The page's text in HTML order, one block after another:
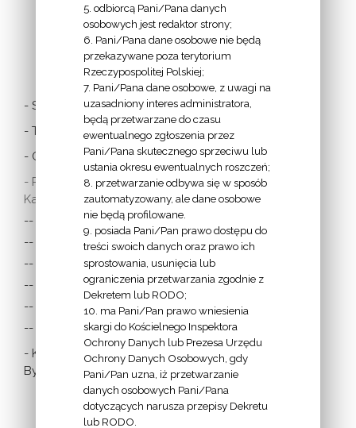
LINKI
- Stolica Apostolska
- Twitter Papieża
- Czytania z dnia
- Polska Misja
Katolicka:
-- w Austrii
-- w Anglii i Walii
-- w Irlandii
-- we Francji
-- w Niemczech
-- w Szkocji
- Katolicka
Bydgoszcz
5. odbiorcą Pani/Pana danych
osobowych jest redaktor strony;
6. Pani/Pana dane osobowe nie będą
przekazywane poza terytorium
Rzeczypospolitej Polskiej;
7. Pani/Pana dane osobowe, z uwagi na
uzasadniony interes administratora,
będą przetwarzane do czasu
ewentualnego zgłoszenia przez
Pani/Pana skutecznego sprzeciwu lub
ustania okresu ewentualnych roszczeń;
8. przetwarzanie odbywa się w sposób
zautomatyzowany, ale dane osobowe
nie będą profilowane.
9. posiada Pani/Pan prawo dostępu do
treści swoich danych oraz prawo ich
sprostowania, usunięcia lub
ograniczenia przetwarzania zgodnie z
Dekretem lub RODO;
10. ma Pani/Pan prawo wniesienia
skargi do Kościelnego Inspektora
Ochrony Danych lub Prezesa Urzędu
Ochrony Danych Osobowych, gdy
Pani/Pan uzna, iż przetwarzanie
danych osobowych Pani/Pana
dotyczących narusza przepisy Dekretu
lub RODO.